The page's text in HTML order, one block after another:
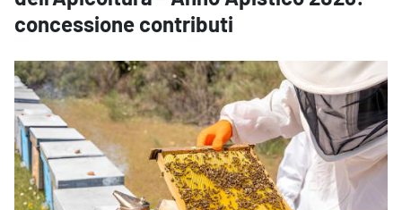
concessione contributi